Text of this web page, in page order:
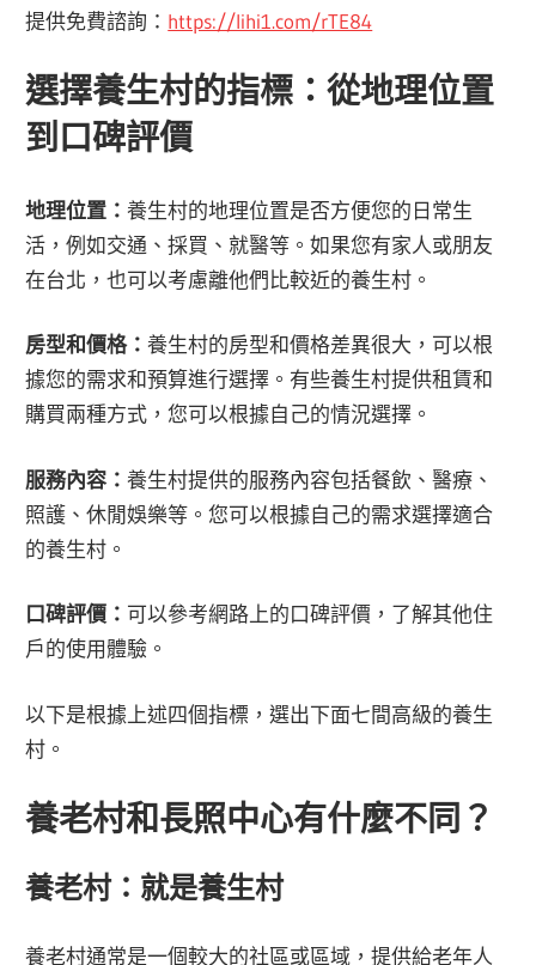
提供免費諮詢： https://lihi1.com/rTE84
選擇養生村的指標：從地理位置
到口碑評價
地理位置：養生村的地理位置是否方便您的日常生
活，例如交通、採買、就醫等。如果您有家人或朋友
在台北，也可以考慮離他們比較近的養生村。
房型和價格：養生村的房型和價格差異很大，可以根
據您的需求和預算進行選擇。有些養生村提供租賃和
購買兩種方式，您可以根據自己的情況選擇。
服務內容：養生村提供的服務內容包括餐飲、醫療、
照護、休閒娛樂等。您可以根據自己的需求選擇適合
的養生村。
口碑評價： 可以參考網路上的口碑評價，了解其他住
戶的使用體驗。
以下是根據上述四個指標，選出下面七間高級的養生
村。
養老村和長照中心有什麼不同？
養老村：就是養生村
養老村通常是一個較大的社區或區域，提供給老年人